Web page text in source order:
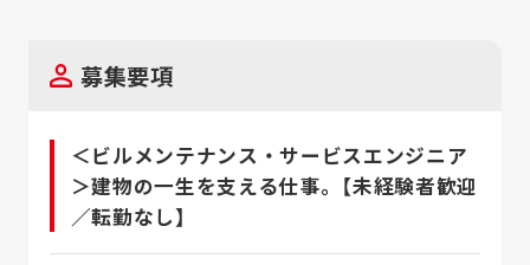
募集要項
＜ビルメンテナンス・サービスエンジニア
＞建物の一生を支える仕事。【未経験者歓迎
／転勤なし】